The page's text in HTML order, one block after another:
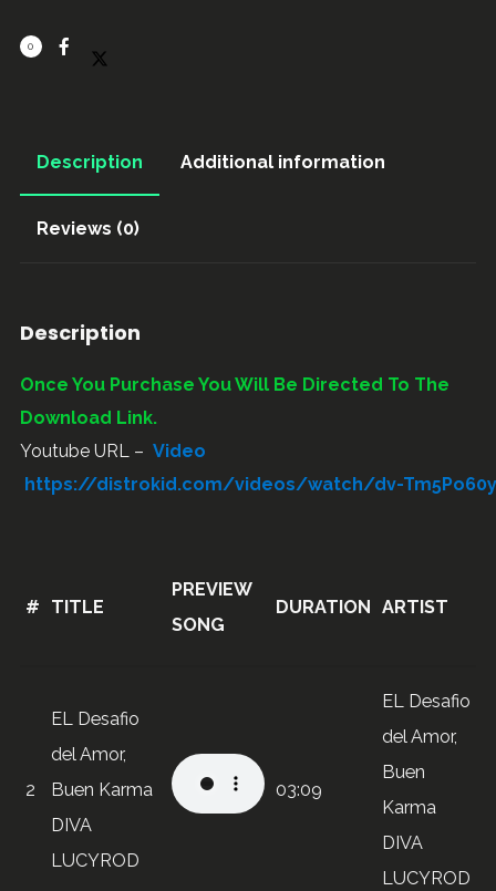
0
Description Additional information
Reviews (0)
Description
Once You Purchase You Will Be Directed To The
Download Link.
Youtube URL – Video
https://distrokid.com/videos/watch/dv-
# TITLE
PREVIEW
SONG
DURATION ARTIST
2
EL Desafio
del Amor,
Buen Karma
DIVA
LUCYROD
03:09
EL Desafio
del Amor,
Buen
Karma
DIVA
LUCYROD